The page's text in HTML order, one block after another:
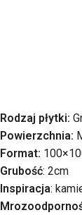
Rodzaj płytki:
Powierzchnia:
Format:
Grubość: 2cm
Inspiracja: